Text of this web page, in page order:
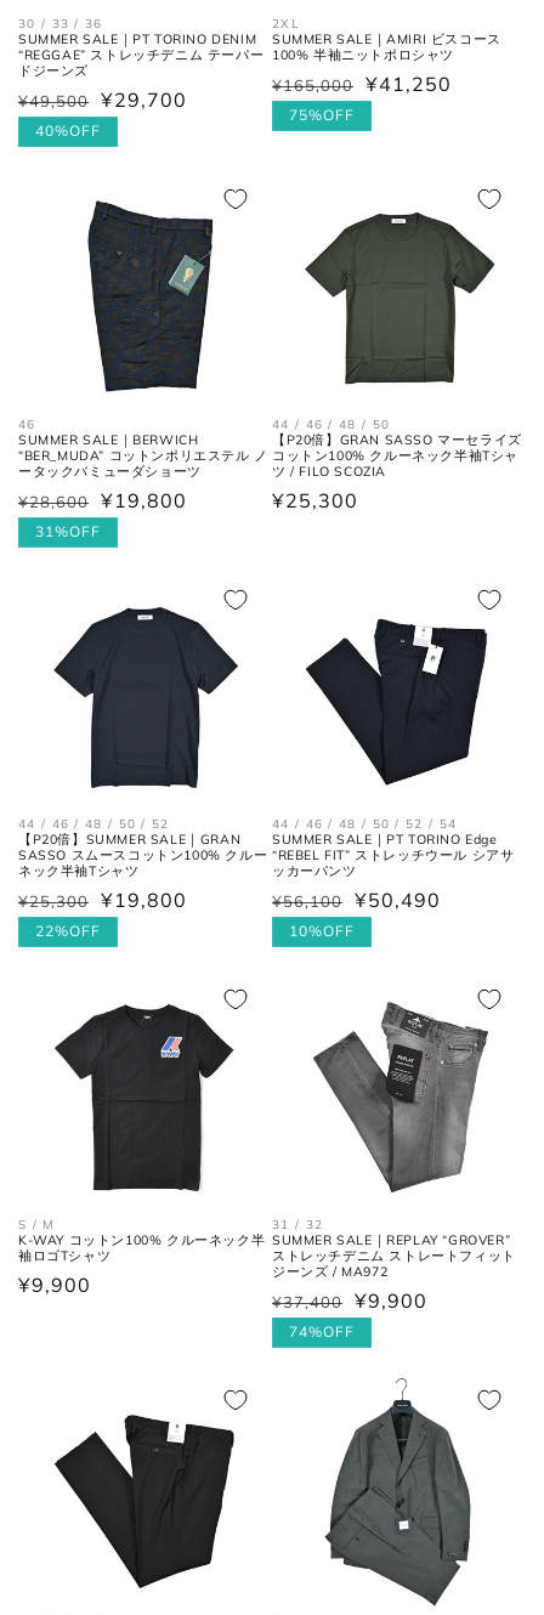
30 / 33 / 36
SUMMER SALE｜PT TORINO DENIM
“REGGAE” ストレッチデニム テーパー
ドジーンズ
通
常
¥49,500
セ
ー
¥29,700
40%OFF
2XL
SUMMER SALE｜AMIRI ビスコース
100% 半袖ニットポロシャツ
通
常
¥165,000
セ
ー
¥41,250
75%OFF
46
SUMMER SALE｜BERWICH
“BER_MUDA” コットンポリエステル ノ
ータックバミューダショーツ
通
常
¥28,600
セ
ー
¥19,800
31%OFF
44 / 46 / 48 / 50
【P20倍】GRAN SASSO マーセライズ
コットン100% クルーネック半袖Tシャ
ツ / FILO SCOZIA
通
¥25,300
44 / 46 / 48 / 50 / 52
【P20倍】SUMMER SALE｜GRAN
SASSO スムースコットン100% クルー
ネック半袖Tシャツ
通
常
¥25,300
セ
ー
¥19,800
22%OFF
44 / 46 / 48 / 50 / 52 / 54
SUMMER SALE｜PT TORINO Edge
“REBEL FIT” ストレッチウール シアサ
ッカーパンツ
通
常
¥56,100
セ
ー
¥50,490
10%OFF
S / M
K-WAY コットン100% クルーネック半
袖ロゴTシャツ
通
¥9,900
31 / 32
SUMMER SALE｜REPLAY “GROVER”
ストレッチデニム ストレートフィット
ジーンズ / MA972
通
常
¥37,400
セ
ー
¥9,900
74%OFF
ト
平置きにし、自然なテンションを
加え端と端を結んだ長さ×2。
の交点。
股下
股下の縫い目の交点から、内側の
シームに沿った裾までの長さ。
太腿幅
(ワタリ
幅)
股下の縫い目の交点から、5cm裾
方向へ下がった位置の端と端を結
んだ長さ。
裾幅 裾の端と端を結んだ長さ。
大剣と小剣の先端を結んだ長さ。
大剣の剣先幅。
シューズ
アウトソールに沿って前後の先端
を結んだ長さ。
最大幅
一番張り出しているアウトソール
の最大幅。
ヒールの上端と下端を結んだ長
お直しについては
のページでご確認
ください。